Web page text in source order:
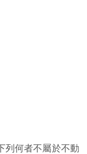
列何者不屬於不動